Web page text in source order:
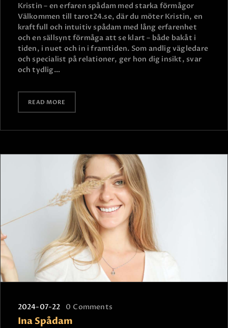
Kristin – en erfaren spådam med starka förmågor
Välkommen till tarot24.se, där du möter Kristin, en
kraftfull och intuitiv spådam med lång erfarenhet
och en sällsynt förmåga att se klart – både bakåt i
tiden, i nuet och in i framtiden. Som andlig vägledare
och specialist på relationer, ger hon dig insikt, svar
och tydlig…
READ MORE
2024-07-22 0 Comments
Ina Spådam